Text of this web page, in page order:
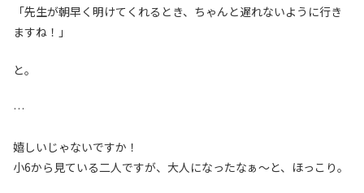
「先生が朝早く明けてくれるとき、ちゃんと遅れないように行き
ますね！」
と。
…
嬉しいじゃないですか！
小6から見ている二人ですが、大人になったなぁ〜と、ほっこり。